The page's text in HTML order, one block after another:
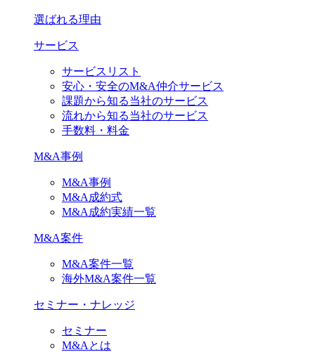
選ばれる理由
サービス
サービスリスト
安心・安全のM&A仲介サービス
課題から知る当社のサービス
流れから知る当社のサービス
手数料・料金
M&A事例
M&A事例
M&A成約式
M&A成約実績一覧
M&A案件
M&A案件一覧
海外M&A案件一覧
セミナー・ナレッジ
セミナー
M&Aとは